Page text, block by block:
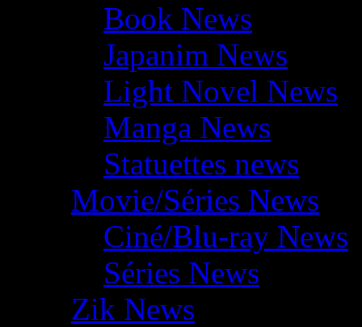
Book News
Japanim News
Light Novel News
Manga News
Statuettes news
Movie/Séries News
Ciné/Blu-ray News
Séries News
Zik News